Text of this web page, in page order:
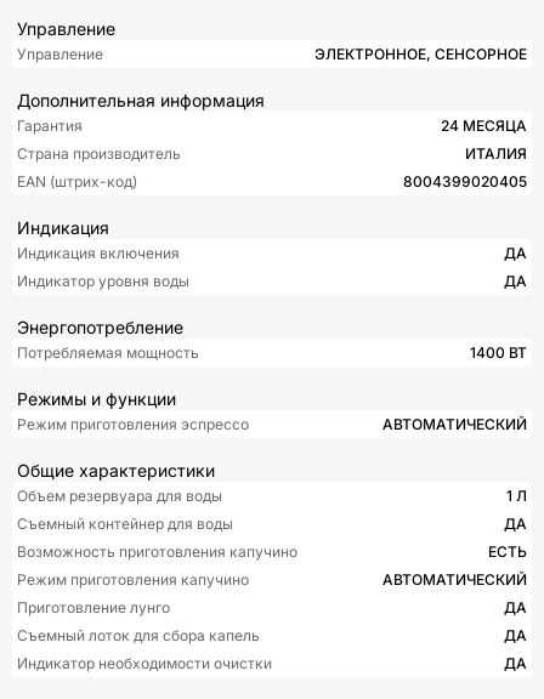
Управление
Управление ЭЛЕКТРОННОЕ, СЕНСОРНОЕ
Дополнительная информация
Гарантия
24 МЕСЯЦА
Страна производитель
ИТАЛИЯ
EAN (штрих-код)
8004399020405
Индикация
Индикация включения
ДА
Индикатор уровня воды
ДА
Энергопотребление
Потребляемая мощность 1400 ВТ
Режимы и функции
Режим приготовления эспрессо АВТОМАТИЧЕСКИЙ
Общие характеристики
Объем резервуара для воды
1 Л
Съемный контейнер для воды
ДА
Возможность приготовления капучино
ЕСТЬ
Режим приготовления капучино
АВТОМАТИЧЕСКИЙ
Приготовление лунго
ДА
Съемный лоток для сбора капель
ДА
Индикатор необходимости очистки
ДА